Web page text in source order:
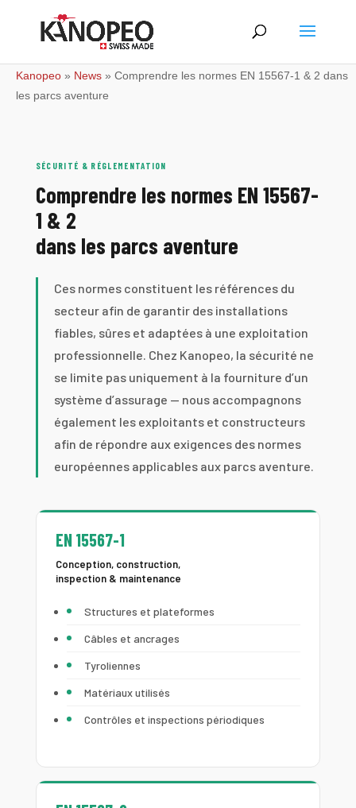
Kanopeo » News » Comprendre les normes EN 15567-1 & 2 dans
les parcs aventure
SÉCURITÉ & RÉGLEMENTATION
Comprendre les normes EN 15567-
1 & 2
dans les parcs aventure
Ces normes constituent les références du
secteur afin de garantir des installations
fiables, sûres et adaptées à une exploitation
professionnelle. Chez Kanopeo, la sécurité ne
se limite pas uniquement à la fourniture d’un
système d’assurage — nous accompagnons
également les exploitants et constructeurs
afin de répondre aux exigences des normes
européennes applicables aux parcs aventure.
EN 15567-1
Conception, construction,
inspection & maintenance
Structures et plateformes
Câbles et ancrages
Tyroliennes
Matériaux utilisés
Contrôles et inspections périodiques